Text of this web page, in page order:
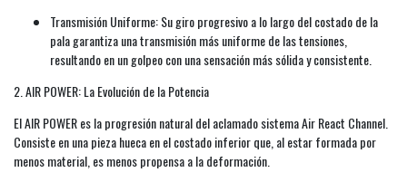
Transmisión Uniforme: Su giro progresivo a lo largo del costado de la
pala garantiza una transmisión más uniforme de las tensiones,
resultando en un golpeo con una sensación más sólida y consistente.
2. AIR POWER: La Evolución de la Potencia
El AIR POWER es la progresión natural del aclamado sistema Air React Channel.
Consiste en una pieza hueca en el costado inferior que, al estar formada por
menos material, es menos propensa a la deformación.